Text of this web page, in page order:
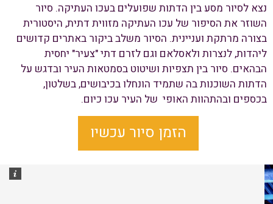
נצא לסיור מסע בין הדתות שפועלים בעכו העתיקה. סיור
השוזר את הסיפור של עכו העתיקה מזווית דתית, היסטורית
בצורה מרתקת ועניינית. הסיור משלב ביקור באתרים קדושים
ליהדות, לנצרות ולאסלאם וגם לזרם דתי "צעיר" יחסית
הבהאים. סיור בין תצפיות ושיטוט בסמטאות העיר ובדגש על
הדתות השוכנות בה שתמיד הונחלו בכיבושים, בשלטון,
בכספים ובהתהוות האופי של העיר עכו כיום.
הזמן סיור עכשיו